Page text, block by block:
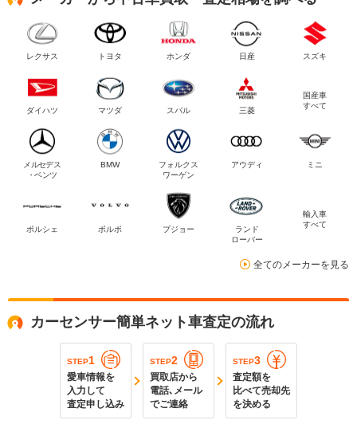
レクサス トヨタ ホンダ 日産 スズキ
ダイハツ マツダ スバル 三菱
国産車
すべて
メルセデス
・ベンツ
BMW
フォルクス
ワーゲン
アウディ ミニ
ポルシェ ボルボ プジョー
ランド
ローバー
輸入車
すべて
全てのメーカーを見る
カーセンサー簡単ネット車査定の流れ
STEP1
愛車情報を
入力して
査定申し込み
STEP2
買取店から
電話､メール
でご連絡
STEP3
査定額を
比べて売却先
を決める